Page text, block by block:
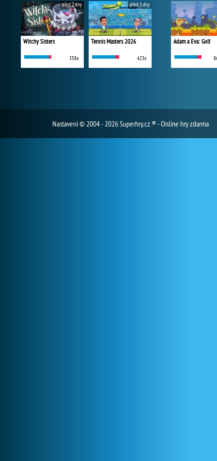
Witchy Sisters
358x
před 2 dny
Tennis Masters 2026
423x
před 3 dny
Adam a Eva: Golf
Nastavení© 2004 - 2026 Superhry.cz ® - Online hry zdarma